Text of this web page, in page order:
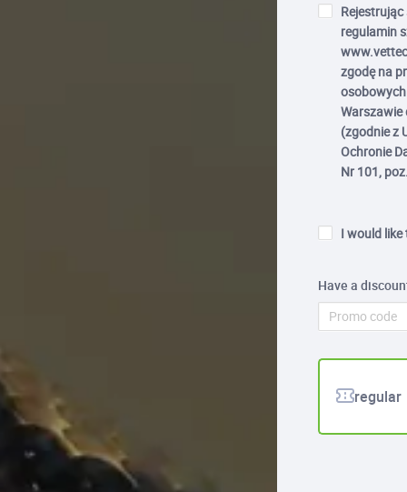
regulamin
zgodę na
Warszawie
(zgodnie z
Ochronie
Nr 101,
I would like
Have a
regular